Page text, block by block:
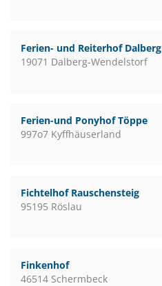
Ferien- und Reiterhof Dalberg
19071 Dalberg-Wendelstorf
Ferien-und Ponyhof Töppe
997o7 Kyffhäuserland
Fichtelhof Rauschensteig
95195 Röslau
Finkenhof
46514 Schermbeck